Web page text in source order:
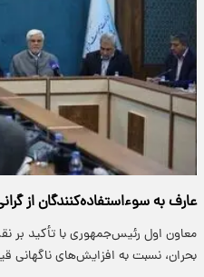
عارف به سوءاستفاده‌کنندگان از
معاون اول رئیس‌جمهوری با تأکید بر
بحران‌، نسبت به افزایش‌های ناگهانی